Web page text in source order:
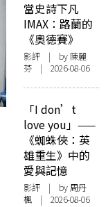
當史詩下凡
IMAX：路蘭的
《奧德賽》
影評 | by 陳麗
芬 | 2026-08-06
「I don’t
love you」——
《蜘蛛俠：英
雄重生》中的
愛與記憶
影評 | by周丹
楓 | 2026-08-06